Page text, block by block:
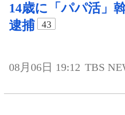
14歳に「パパ活」
逮捕
43
08月06日 19:12 TBS